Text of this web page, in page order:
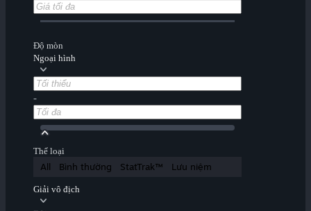
Độ mòn
Ngoại hình
-
Thể loại
All Bình thường StatTrak™ Lưu niệm
Giải vô địch